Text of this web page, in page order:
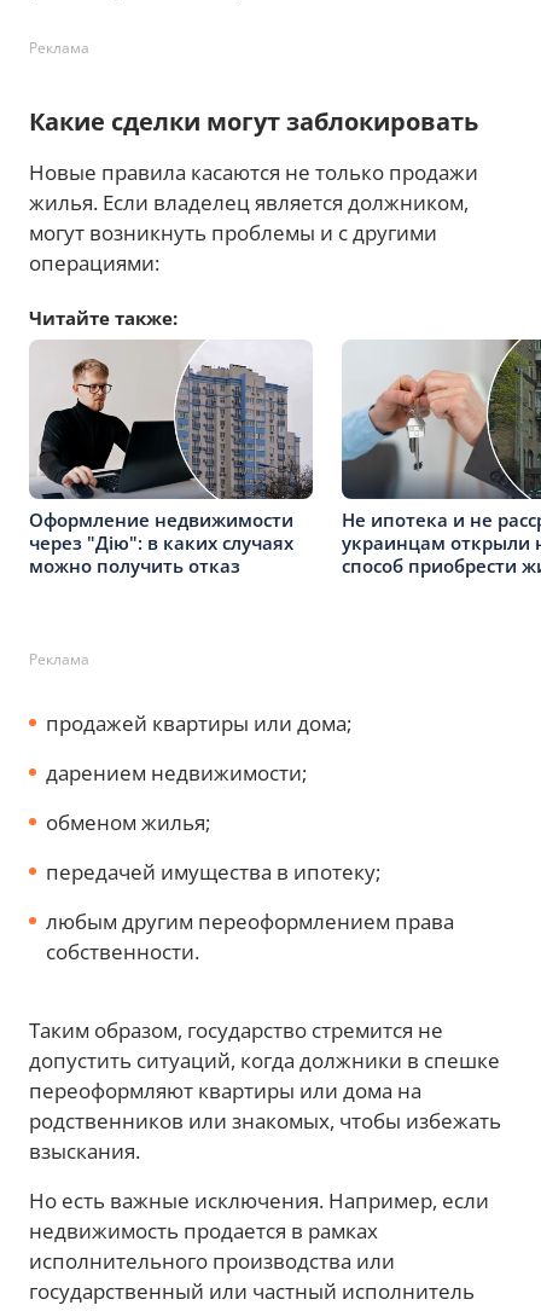
Реклама
Какие сделки могут заблокировать
Новые правила касаются не только продажи
жилья. Если владелец является должником,
могут возникнуть проблемы и с другими
операциями:
Читайте также:
Оформление недвижимости
через "Дію": в каких случаях
можно получить отказ
Не ипотека и не
украинцам открыли
способ приобрести
Реклама
продажей квартиры или дома;
дарением недвижимости;
обменом жилья;
передачей имущества в ипотеку;
любым другим переоформлением права
собственности.
Таким образом, государство стремится не
допустить ситуаций, когда должники в спешке
переоформляют квартиры или дома на
родственников или знакомых, чтобы избежать
взыскания.
Но есть важные исключения. Например, если
недвижимость продается в рамках
исполнительного производства или
государственный или частный исполнитель